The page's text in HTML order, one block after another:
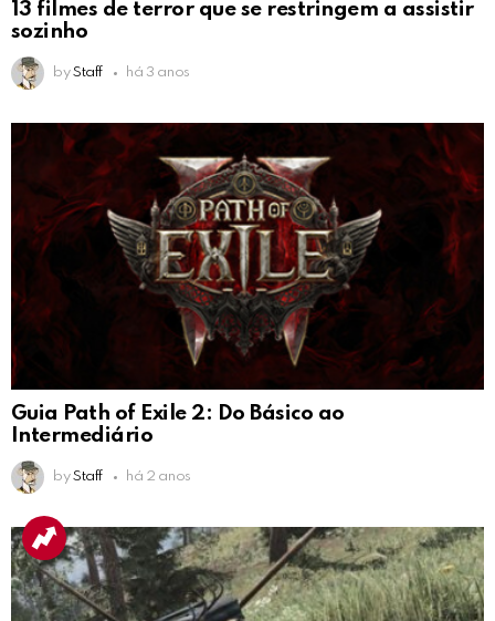
13 filmes de terror que se restringem a assistir
sozinho
by Staff há 3 anos
Guia Path of Exile 2: Do Básico ao
Intermediário
by Staff há 2 anos